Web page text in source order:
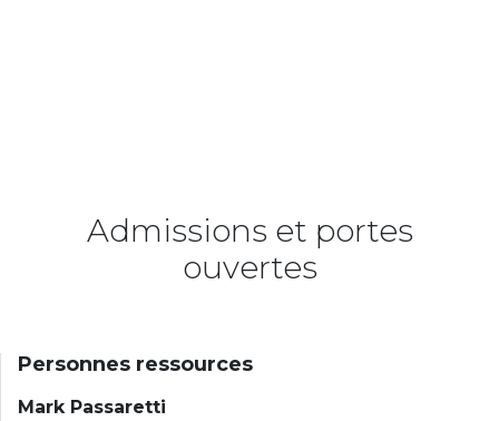
Admissions et portes
ouvertes
Personnes ressources
Mark Passaretti